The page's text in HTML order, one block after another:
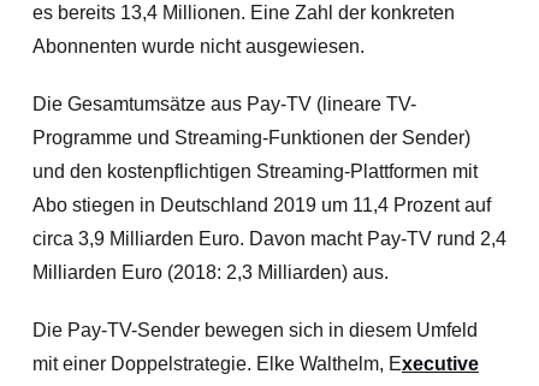
es bereits 13,4 Millionen. Eine Zahl der konkreten
Abonnenten wurde nicht ausgewiesen.
Die Gesamtumsätze aus Pay-TV (lineare TV-
Programme und Streaming-Funktionen der Sender)
und den kostenpflichtigen Streaming-Plattformen mit
Abo stiegen in Deutschland 2019 um 11,4 Prozent auf
circa 3,9 Milliarden Euro. Davon macht Pay-TV rund 2,4
Milliarden Euro (2018: 2,3 Milliarden) aus.
Die Pay-TV-Sender bewegen sich in diesem Umfeld
mit einer Doppelstrategie. Elke Walthelm, Executive